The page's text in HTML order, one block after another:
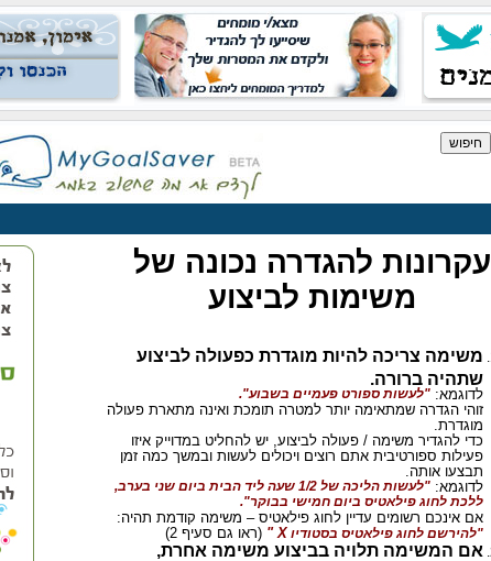
עקרונות להגדרה נכונה של
משימות לביצוע
משימה צריכה להיות מוגדרת כפעולה לביצוע
שתהיה ברורה.
לדוגמא:"לעשות ספורט פעמיים בשבוע".
זוהי הגדרה שמתאימה יותר למטרה תומכת ואינה מתארת פעולה
מוגדרת.
כדי להגדיר משימה / פעולה לביצוע, יש להחליט במדוייק איזו
פעילות ספורטיבית אתם רוצים ויכולים לעשות ובמשך כמה זמן
תבצעו אותה.
לדוגמא:
"לעשות הליכה של 1/2 שעה ליד הבית ביום שני בערב,
ללכת לחוג פילאטיס ביום חמישי בבוקר".
אם אינכם רשומים עדיין לחוג פילאטיס – משימה קודמת תהיה:
"להירשם לחוג פילאטיס בסטודיו" X (ראו גם סעיף 2)
אם המשימה תלויה בביצוע משימה אחרת,